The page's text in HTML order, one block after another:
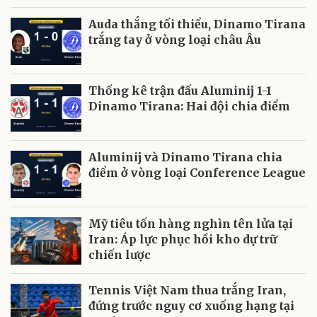
Auda thắng tối thiểu, Dinamo Tirana
trắng tay ở vòng loại châu Âu
Thống kê trận đấu Aluminij 1-1
Dinamo Tirana: Hai đội chia điểm
Aluminij và Dinamo Tirana chia
điểm ở vòng loại Conference League
Mỹ tiêu tốn hàng nghìn tên lửa tại
Iran: Áp lực phục hồi kho dự trữ
chiến lược
Tennis Việt Nam thua trắng Iran,
đứng trước nguy cơ xuống hạng tại